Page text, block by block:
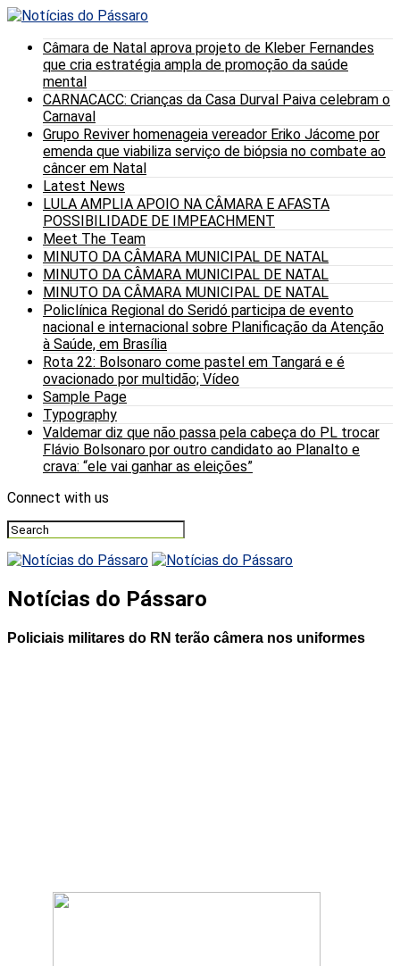
Câmara de Natal aprova projeto de Kleber Fernandes
que cria estratégia ampla de promoção da saúde
mental
CARNACACC: Crianças da Casa Durval Paiva celebram o
Carnaval
Grupo Reviver homenageia vereador Eriko Jácome por
emenda que viabiliza serviço de biópsia no combate ao
câncer em Natal
Latest News
LULA AMPLIA APOIO NA CÂMARA E AFASTA
POSSIBILIDADE DE IMPEACHMENT
Meet The Team
MINUTO DA CÂMARA MUNICIPAL DE NATAL
MINUTO DA CÂMARA MUNICIPAL DE NATAL
MINUTO DA CÂMARA MUNICIPAL DE NATAL
Policlínica Regional do Seridó participa de evento
nacional e internacional sobre Planificação da Atenção
à Saúde, em Brasília
Rota 22: Bolsonaro come pastel em Tangará e é
ovacionado por multidão; Vídeo
Sample Page
Typography
Valdemar diz que não passa pela cabeça do PL trocar
Flávio Bolsonaro por outro candidato ao Planalto e
crava: “ele vai ganhar as eleições”
Connect with us
Notícias do Pássaro
Policiais militares do RN terão câmera nos uniformes